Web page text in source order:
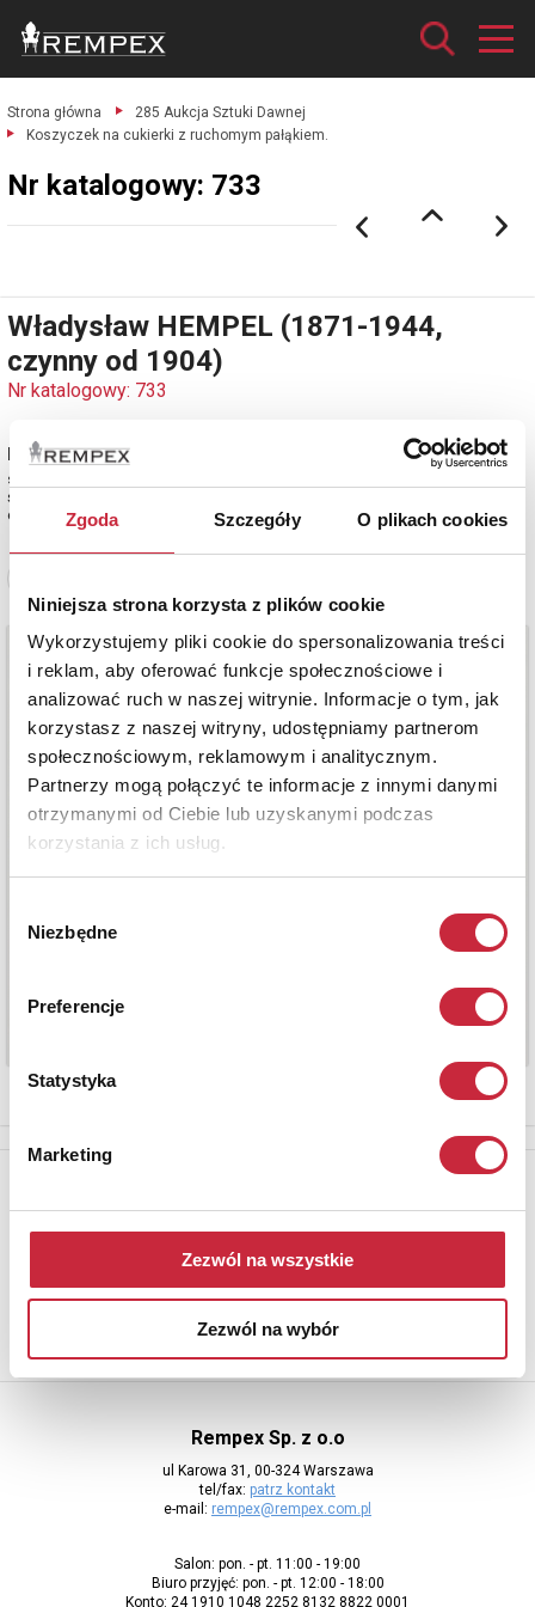
Zgoda Szczegóły O plikach cookies
Niniejsza strona korzysta z plików cookie
Wykorzystujemy pliki cookie do spersonalizowania treści
i reklam, aby oferować funkcje społecznościowe i
analizować ruch w naszej witrynie. Informacje o tym, jak
korzystasz z naszej witryny, udostępniamy partnerom
społecznościowym, reklamowym i analitycznym.
Partnerzy mogą połączyć te informacje z innymi danymi
otrzymanymi od Ciebie lub uzyskanymi podczas
korzystania z ich usług.
zgody
Niezbędne
Preferencje
Statystyka
Marketing
Zezwól na wszystkie
Zezwól na wybór
Strona główna
285 Aukcja Sztuki Dawnej
Koszyczek na cukierki z ruchomym pałąkiem.
Nr katalogowy: 733
Władysław HEMPEL (1871-1944,
czynny od 1904)
Nr katalogowy: 733
Koszyczek na cukierki z ruchomym pałąkiem
szkło kryształowe, srebro cechowane; wys. 3,7 cm,
średnica 15 cm. Warszawa, lata 30. XX w.
estymacja: 1 500 - 1 800 zł
Rempex Sp. z o.o
ul Karowa 31, 00-324 Warszawa
tel/fax: patrz kontakt
e-mail: rempex@rempex.com.pl
Salon: pon. - pt. 11:00 - 19:00
Biuro przyjęć: pon. - pt. 12:00 - 18:00
Konto: 24 1910 1048 2252 8132 8822 0001